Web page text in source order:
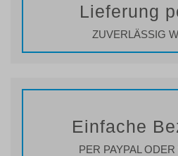
Lieferung
ZUVERLÄSSIG
Einfache
PER PAYPAL